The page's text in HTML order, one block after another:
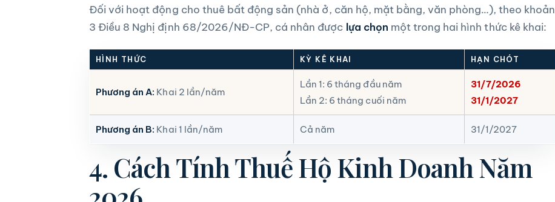
Đối với hoạt động cho thuê bất động sản (nhà ở, căn hộ, mặt bằng, văn phòng…), theo khoản
3 Điều 8 Nghị định 68/2026/NĐ-CP, cá nhân được lựa chọn một trong hai hình thức kê khai:
HÌNH THỨC KỲ KÊ KHAI HẠN CHÓT
Phương án A: Khai 2 lần/năm
Lần 1: 6 tháng đầu năm
Lần 2: 6 tháng cuối năm
31/7/2026
31/1/2027
Phương án B: Khai 1 lần/năm Cả năm 31/1/2027
4. Cách Tính Thuế Hộ Kinh Doanh Năm